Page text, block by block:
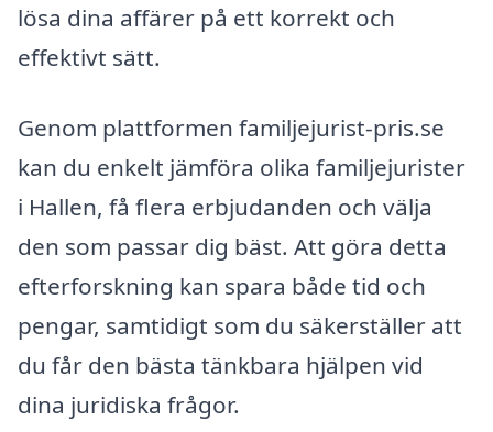
lösa dina affärer på ett korrekt och
effektivt sätt.
Genom plattformen familjejurist-pris.se
kan du enkelt jämföra olika familjejurister
i Hallen, få flera erbjudanden och välja
den som passar dig bäst. Att göra detta
efterforskning kan spara både tid och
pengar, samtidigt som du säkerställer att
du får den bästa tänkbara hjälpen vid
dina juridiska frågor.